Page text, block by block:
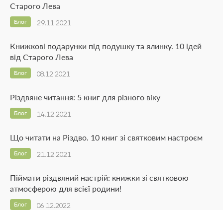
Старого Лева
29.11.2021
Блог
Книжкові подарунки під подушку та ялинку. 10 ідей
від Старого Лева
08.12.2021
Блог
Різдвяне читання: 5 книг для різного віку
14.12.2021
Блог
Що читати на Різдво. 10 книг зі святковим настроєм
21.12.2021
Блог
Піймати різдвяний настрій: книжки зі святковою
атмосферою для всієї родини!
06.12.2022
Блог